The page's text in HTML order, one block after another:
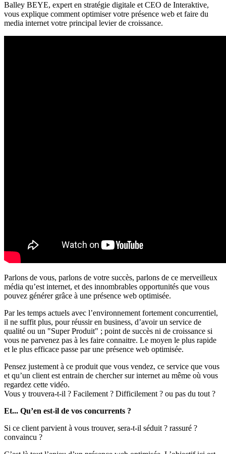
Balley BEYE, expert en stratégie digitale et CEO de Interaktive,
vous explique comment optimiser votre présence web et faire du
media internet votre principal levier de croissance.
Parlons de vous, parlons de votre succès, parlons de ce merveilleux
média qu’est internet, et des innombrables opportunités que vous
pouvez générer grâce à une présence web optimisée.
Par les temps actuels avec l’environnement fortement concurrentiel,
il ne suffit plus, pour réussir en business, d’avoir un service de
qualité ou un "Super Produit" ; point de succès ni de croissance si
vous ne parvenez pas à les faire connaitre. Le moyen le plus rapide
et le plus efficace passe par une présence web optimisée.
Pensez justement à ce produit que vous vendez, ce service que vous
et qu’un client est entrain de chercher sur internet au même où vous
regardez cette vidéo.
Vous y trouvera-t-il ? Facilement ? Difficilement ? ou pas du tout ?
Et... Qu’en est-il de vos concurrents ?
Si ce client parvient à vous trouver, sera-t-il séduit ? rassuré ?
convaincu ?